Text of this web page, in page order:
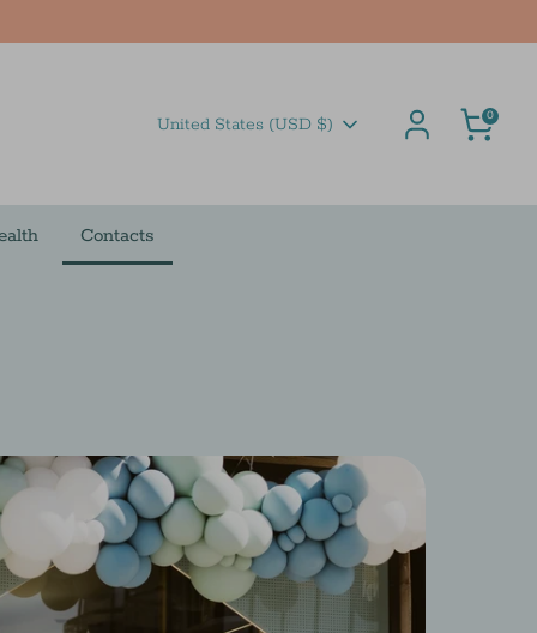
Currency
United States (USD $) Cart0
Contacts